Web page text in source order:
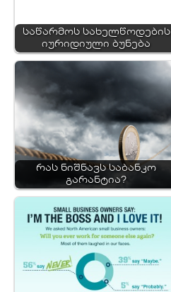
საწარმოს სახელწოდების
იურიდიული ბუნება
რას ნიშნავს საბანკო
გარანტია?